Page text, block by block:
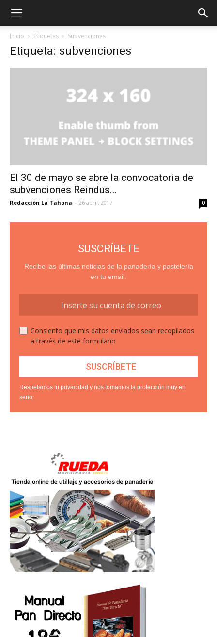
Inicio Etiquetas Subvenciones
Etiqueta: subvenciones
El 30 de mayo se abre la convocatoria de
subvenciones Reindus...
Redacción La Tahona - 26 abril, 2017 0
SUSCRÍBETE
Recibe las últimas noticias de la panadería y pastelería
en tu email:
Consiento que mis datos enviados sean recopilados
a través de este formulario
Respetamos tu privacidad y nos tomamos la protección muy en
serio.